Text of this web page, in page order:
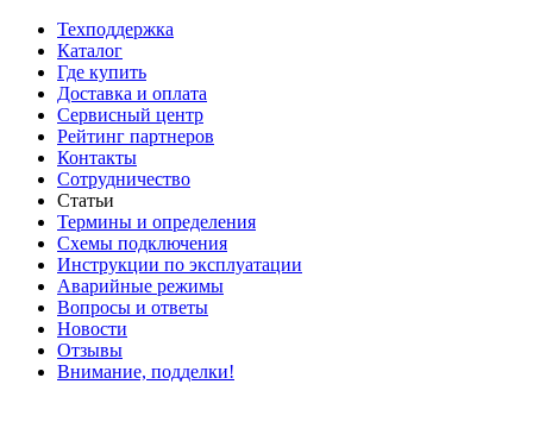
Техподдержка
Каталог
Где купить
Доставка и оплата
Сервисный центр
Рейтинг партнеров
Контакты
Сотрудничество
Статьи
Термины и определения
Схемы подключения
Инструкции по эксплуатации
Аварийные режимы
Вопросы и ответы
Новости
Отзывы
Внимание, подделки!